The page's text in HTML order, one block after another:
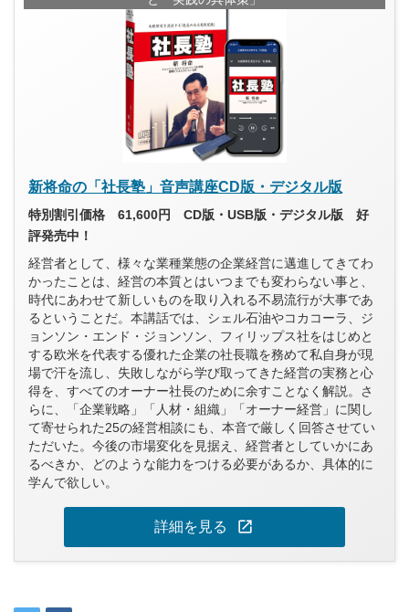
新将命の「社長塾」音声講座CD版・デジタル版
特別割引価格 61,600円 CD版・USB版・デジタル版 好
評発売中！
経営者として、様々な業種業態の企業経営に邁進してきてわ
かったことは、経営の本質とはいつまでも変わらない事と、
時代にあわせて新しいものを取り入れる不易流行が大事であ
るということだ。本講話では、シェル石油やコカコーラ、ジ
ョンソン・エンド・ジョンソン、フィリップス社をはじめと
する欧米を代表する優れた企業の社長職を務めて私自身が現
場で汗を流し、失敗しながら学び取ってきた経営の実務と心
得を、すべてのオーナー社長のために余すことなく解説。さ
らに、「企業戦略」「人材・組織」「オーナー経営」に関し
て寄せられた25の経営相談にも、本音で厳しく回答させてい
ただいた。今後の市場変化を見据え、経営者としていかにあ
るべきか、どのような能力をつける必要があるか、具体的に
学んで欲しい。
詳細を見る open_in_new